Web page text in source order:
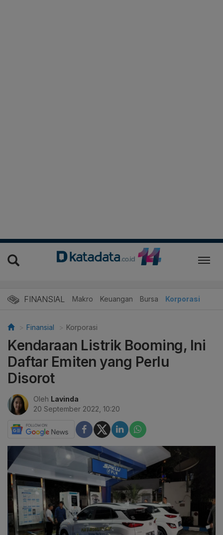
FINANSIAL Makro Keuangan Bursa Korporasi
Finansial Korporasi
Kendaraan Listrik Booming, Ini
Daftar Emiten yang Perlu
Disorot
Oleh Lavinda
20 September 2022, 10:20